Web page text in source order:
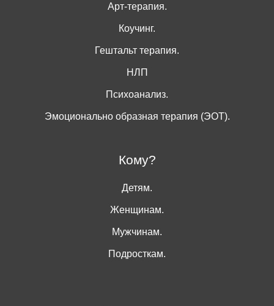
Арт-терапия.
Коучинг.
Гештальт терапия.
НЛП
Психоанализ.
Эмоционально образная терапия (ЭОТ).
Кому?
Детям.
Женщинам.
Мужчинам.
Подросткам.